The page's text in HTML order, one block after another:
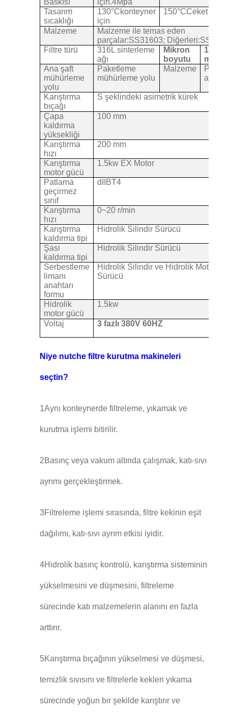
Baskısı
için.4Mpa
Tasarım
sıcaklığı
130°Ckonteyner
için
150°CCeket için
Malzeme
Malzeme ile temas eden
parçalar:SS31603;
Filtre türü
316L sinterleme
ağı
Mikron
boyutu
10
Ana şaft
mühürleme
yolu
Paketleme
mühürleme yolu
Malzeme
PTFE
Karıştırma
bıçağı
S şeklindeki asimetrik kürek
Çapa
kaldırma
yüksekliği
100 mm
Karıştırma
hızı
200 mm
Karıştırma
motor gücü
1.5kw EX Motor
Patlama
geçirmez
sınıf
dIIBT4
Karıştırma
hızı
0~20 r/min
Karıştırma
kaldırma tipi
Hidrolik Silindir Sürücü
Şasi
kaldırma tipi
Hidrolik Silindir Sürücü
Serbestleme
limanı
anahtarı
formu
Hidrolik Silindir ve Hidrolik Motor
Sürücü
Hidrolik
motor gücü
1.5kw
Voltaj 3 fazlı 380V 60HZ
Niye nutche filtre kurutma makineleri
seçtin?
1Aynı konteynerde filtreleme, yıkamak ve
kurutma işlemi bitirilir.
2Basınç veya vakum altında çalışmak, katı-sıvı
ayrımı gerçekleştirmek.
3Filtreleme işlemi sırasında, filtre kekinin eşit
dağılımı, katı-sıvı ayrım etkisi iyidir.
4Hidrolik basınç kontrolü, karıştırma sisteminin
yükselmesini ve düşmesini, filtreleme
sürecinde katı malzemelerin alanını en fazla
arttırır.
5Karıştırma bıçağının yükselmesi ve düşmesi,
temizlik sıvısını ve filtrelerle kekleri yıkama
sürecinde yoğun bir şekilde karıştırır ve